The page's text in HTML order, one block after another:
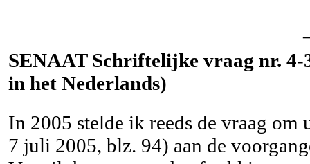
SENAAT Schriftelijke vraag nr. 4-
in het Nederlands)
In 2005 stelde ik reeds de vraag
7 juli 2005, blz. 94) aan de